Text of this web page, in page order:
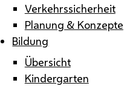
Verkehrssicherheit
Planung & Konzepte
Bildung
Übersicht
Kindergarten